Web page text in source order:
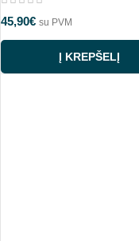
45,90€ su PVM
Į KREPŠELĮ